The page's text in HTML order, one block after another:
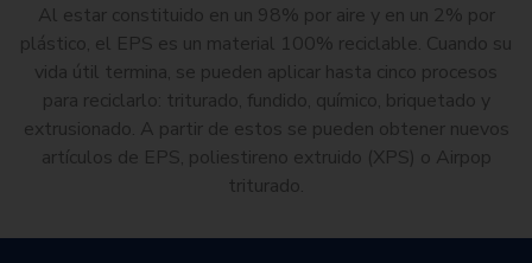
Al estar constituido en un 98% por aire y en un 2% por
plástico, el EPS es un material 100% reciclable. Cuando su
vida útil termina, se pueden aplicar hasta cinco procesos
para reciclarlo: triturado, fundido, químico, briquetado y
extrusionado. A partir de estos se pueden obtener nuevos
artículos de EPS, poliestireno extruido (XPS) o Airpop
triturado.